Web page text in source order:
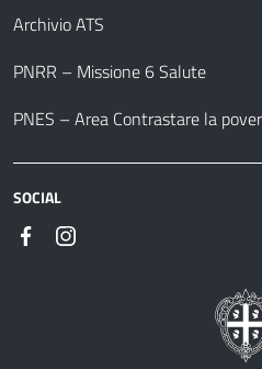
Archivio ATS
PNRR – Missione 6 Salute
PNES – Area Contrastare la
SOCIAL